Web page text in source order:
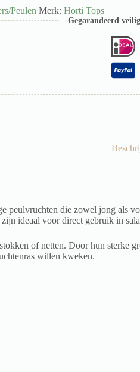
Peulen Merk: Horti Tops
Gegarandeerd
peulvruchten die zowel jong als
ideaal voor direct gebruik in
of netten. Door hun sterke
willen kweken.